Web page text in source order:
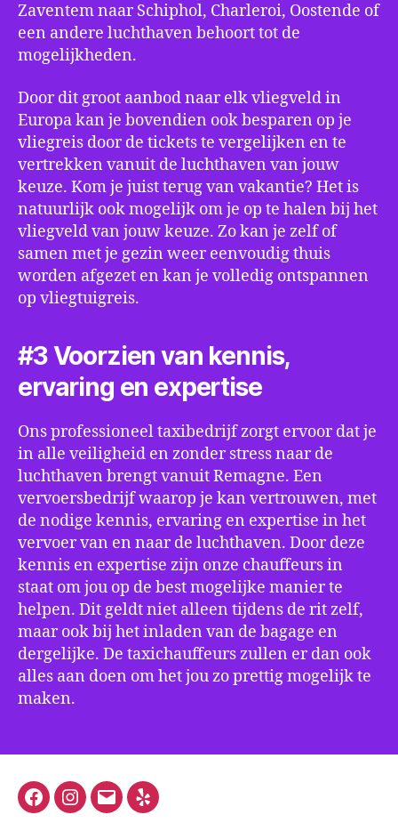
Zaventem naar Schiphol, Charleroi, Oostende of
een andere luchthaven behoort tot de
mogelijkheden.
Door dit groot aanbod naar elk vliegveld in
Europa kan je bovendien ook besparen op je
vliegreis door de tickets te vergelijken en te
vertrekken vanuit de luchthaven van jouw
keuze. Kom je juist terug van vakantie? Het is
natuurlijk ook mogelijk om je op te halen bij het
vliegveld van jouw keuze. Zo kan je zelf of
samen met je gezin weer eenvoudig thuis
worden afgezet en kan je volledig ontspannen
op vliegtuigreis.
#3 Voorzien van kennis,
ervaring en expertise
Ons professioneel taxibedrijf zorgt ervoor dat je
in alle veiligheid en zonder stress naar de
luchthaven brengt vanuit Remagne. Een
vervoersbedrijf waarop je kan vertrouwen, met
de nodige kennis, ervaring en expertise in het
vervoer van en naar de luchthaven. Door deze
kennis en expertise zijn onze chauffeurs in
staat om jou op de best mogelijke manier te
helpen. Dit geldt niet alleen tijdens de rit zelf,
maar ook bij het inladen van de bagage en
dergelijke. De taxichauffeurs zullen er dan ook
alles aan doen om het jou zo prettig mogelijk te
maken.
FacebookInstagram
E-
Yelp